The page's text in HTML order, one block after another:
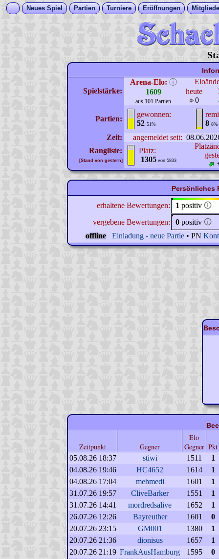
Neues Spiel Partien Turniere Eröffnungen
Spielstärke:
Arena-Elo: ⓘ
1609
aus 101 Partien
heute
0
Partien:
gewonnen:
52 51%
8 8%
Zeit: angemeldet seit:
Rangliste:
[Stand von gestern]
Platz:
1305 von 5833
Persönliches
erhaltene Bewertungen: 1 positiv 🛈
vergebene Bewertungen:
0 positiv 🛈
offline
Einladung - neue Partie • PN
Zeitpunkt Gegner
Elo
Gegner Pkt
05.08.26 18:37 stiwi 1511
1
04.08.26 19:46
HC4652 1614
1
04.08.26 17:04
mehmedi 1601
1
31.07.26 19:57
CliveBarker 1551
1
31.07.26 14:41
mordredsalive 1652
1
26.07.26 12:26
Bayreuther 1601
0
20.07.26 23:15
GM001 1380
1
20.07.26 21:36
dionisus 1657
1
20.07.26 21:19 FrankAusHamburg 1595
0